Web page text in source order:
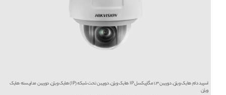
اسپید دام هایک ویژن,دوربین ۱.۳ مگاپیکسل IP هایک ویژن ,دوربین تحت شبکه (IP) هایک ویژن ,دوربین مداربسته هایک
ویژن